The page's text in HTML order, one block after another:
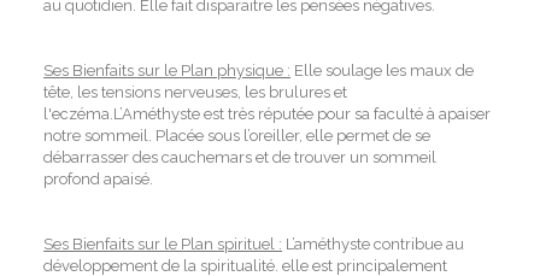
au quotidien. Elle fait disparaitre les pensées négatives.
Ses Bienfaits sur le Plan physique : Elle soulage les maux de
tête, les tensions nerveuses, les brulures et
l'eczéma.L’Améthyste est très réputée pour sa faculté à apaiser
notre sommeil. Placée sous l’oreiller, elle permet de se
débarrasser des cauchemars et de trouver un sommeil
profond apaisé.
Ses Bienfaits sur le Plan spirituel : L’améthyste contribue au
développement de la spiritualité. elle est principalement